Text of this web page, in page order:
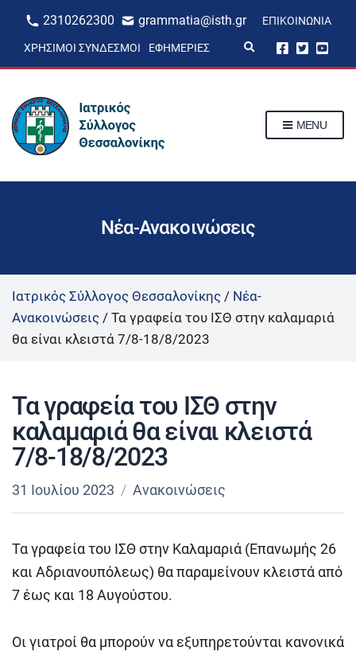
2310262300 grammatia@isth.gr ΕΠΙΚΟΙΝΩΝΊΑ
ΧΡΉΣΙΜΟΙ ΣΎΝΔΕΣΜΟΙ ΕΦΗΜΕΡΊΕΣ
p
m
MENU
Νέα-Ανακοινώσεις
Ιατρικός Σύλλογος Θεσσαλονίκης / Νέα-
Ανακοινώσεις / Τα γραφεία του ΙΣΘ στην καλαμαριά
θα είναι κλειστά 7/8-18/8/2023
Τα γραφεία του ΙΣΘ στην
καλαμαριά θα είναι κλειστά
7/8-18/8/2023
31 Ιουλίου 2023 Ανακοινώσεις
Τα γραφεία του ΙΣΘ στην Καλαμαριά (Επανωμής 26
και Αδριανουπόλεως) θα παραμείνουν κλειστά από
7 έως και 18 Αυγούστου.
Οι γιατροί θα μπορούν να εξυπηρετούνται κανονικά